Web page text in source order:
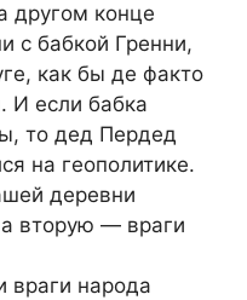
другом конце
с бабкой Гренни,
как бы де факто
И если бабка
то дед Пердед
на геополитике.
деревни
а вторую — враги
враги народа